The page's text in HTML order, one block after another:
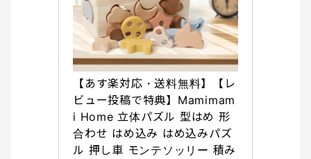
【あす楽対応・送料無料】【レ
ビュー投稿で特典】Mamimam
i Home 立体パズル 型はめ 形
合わせ はめ込み はめ込みパズ
ル 押し車 モンテソッリー 積み